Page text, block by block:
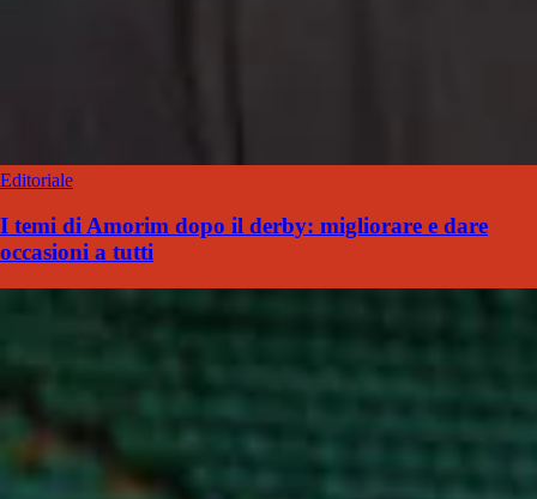
Editoriale
I temi di Amorim dopo il derby: migliorare e dare
occasioni a tutti